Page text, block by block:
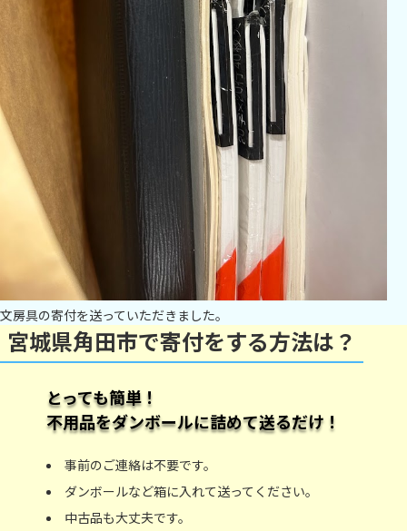
文房具の寄付を送っていただきました。
宮城県角田市で寄付をする方法は？
とっても簡単！
不用品をダンボールに詰めて送るだけ！
事前のご連絡は不要です。
ダンボールなど箱に入れて送ってください。
中古品も大丈夫です。